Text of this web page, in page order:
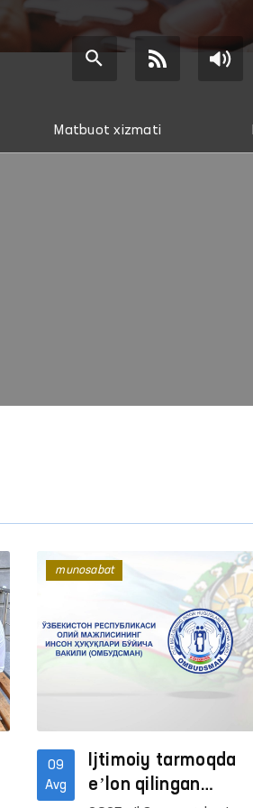
Matbuot xizmati
09
Avg
Ijtimoiy tarmoqda
eʼlon qilingan
munosabat